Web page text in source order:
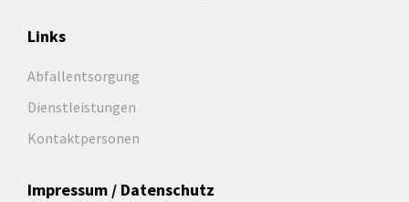
Links
Abfallentsorgung
Dienstleistungen
Kontaktpersonen
Impressum / Datenschutz